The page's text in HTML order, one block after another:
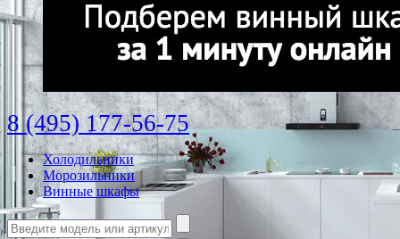
8 (495) 177-56-75
Холодильники
Морозильники
Винные шкафы